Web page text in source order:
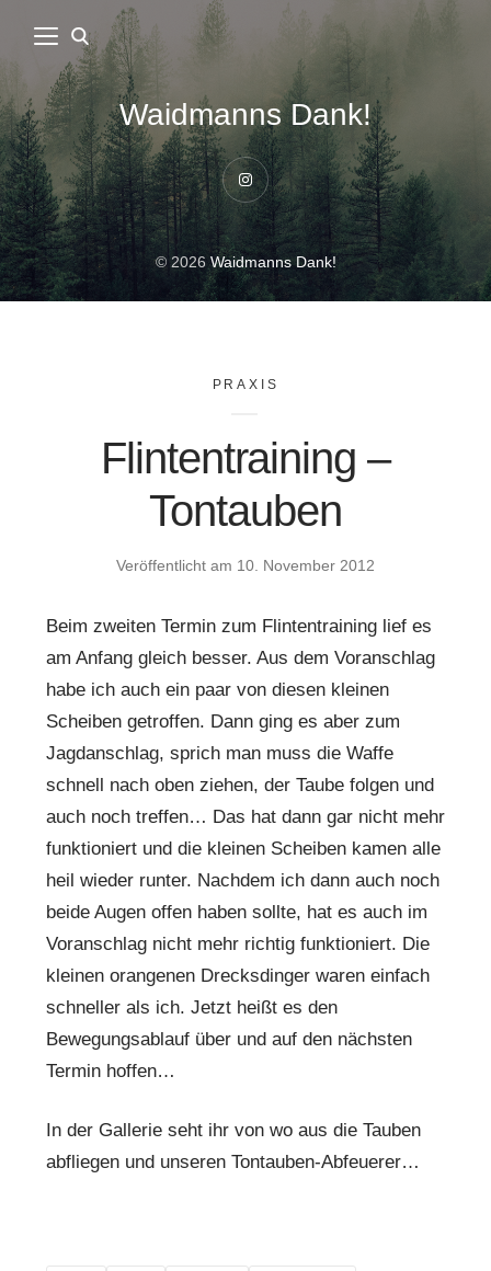
Waidmanns Dank!
Instagram
© 2026Waidmanns Dank!
PRAXIS
Flintentraining –
Tontauben
Veröffentlicht am 10. November 2012
Beim zweiten Termin zum Flintentraining lief es
am Anfang gleich besser. Aus dem Voranschlag
habe ich auch ein paar von diesen kleinen
Scheiben getroffen. Dann ging es aber zum
Jagdanschlag, sprich man muss die Waffe
schnell nach oben ziehen, der Taube folgen und
auch noch treffen… Das hat dann gar nicht mehr
funktioniert und die kleinen Scheiben kamen alle
heil wieder runter. Nachdem ich dann auch noch
beide Augen offen haben sollte, hat es auch im
Voranschlag nicht mehr richtig funktioniert. Die
kleinen orangenen Drecksdinger waren einfach
schneller als ich. Jetzt heißt es den
Bewegungsablauf über und auf den nächsten
Termin hoffen…
In der Gallerie seht ihr von wo aus die Tauben
abfliegen und unseren Tontauben-Abfeuerer…